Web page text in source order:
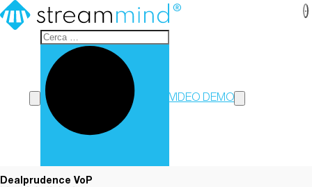
StreamMind
VIDEO DEMO
Dealprudence VoP